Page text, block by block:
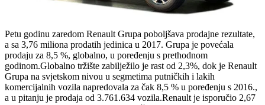
Petu godinu zaredom Renault Grupa poboljšava prodajne rezultate,
a sa 3,76 miliona prodatih jedinica u 2017. Grupa je povećala
prodaju za 8,5 %, globalno, u poređenju s prethodnom
godinom.Globalno tržište zabilježilo je rast od 2,3%, dok je Renault
Grupa na svjetskom nivou u segmetima putničkih i lakih
komercijalnih vozila napredovala za čak 8,5 % u poređenju s 2016.,
a u pitanju je prodaja od 3.761.634 vozila.Renault je isporučio 2,67